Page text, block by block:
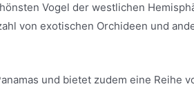
Vogel der westlichen
von exotischen Orchideen und
und bietet zudem eine Reihe